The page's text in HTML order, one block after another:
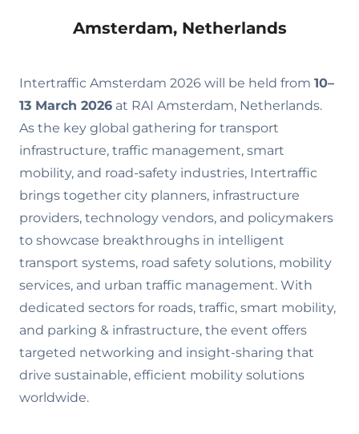
Amsterdam, Netherlands
Intertraffic Amsterdam 2026 will be held from 10–
13 March 2026 at RAI Amsterdam, Netherlands.
As the key global gathering for transport
infrastructure, traffic management, smart
mobility, and road-safety industries, Intertraffic
brings together city planners, infrastructure
providers, technology vendors, and policymakers
to showcase breakthroughs in intelligent
transport systems, road safety solutions, mobility
services, and urban traffic management. With
dedicated sectors for roads, traffic, smart mobility,
and parking & infrastructure, the event offers
targeted networking and insight-sharing that
drive sustainable, efficient mobility solutions
worldwide.